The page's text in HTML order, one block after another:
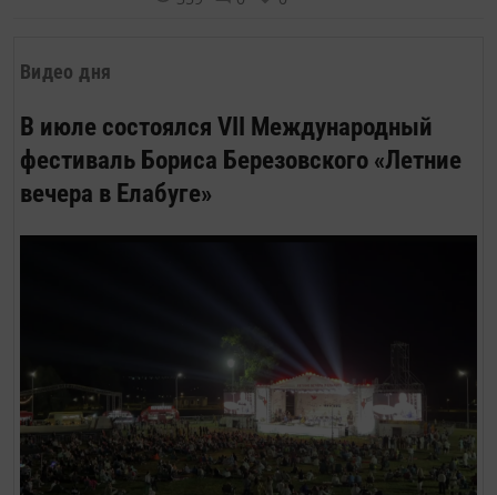
Видео дня
В июле состоялся VII Международный
фестиваль Бориса Березовского «Летние
вечера в Елабуге»